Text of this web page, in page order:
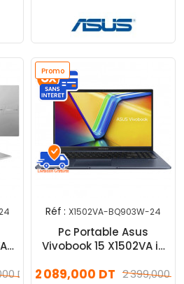
DT
Promo
Réf : X1502VA-BQ903W-24
Pc Portable Asus
Vivobook 15 X1502VA i5
2 399,000
2 089,000 DT